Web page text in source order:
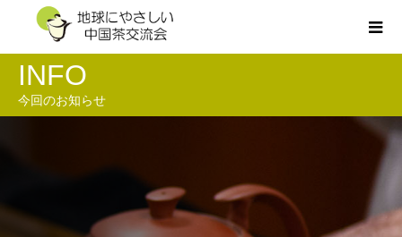
INFO
今回のお知らせ